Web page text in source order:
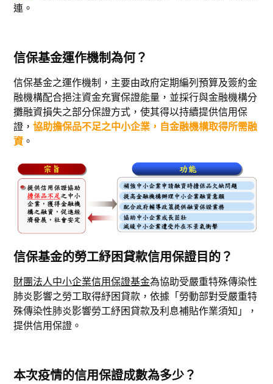
連。
信保基金運作機制為何？
信保基金之運作機制，主要由政府定期編列預算及簽約金
融機構配合挹注資金充實保證能量，並採行與金融機構分
攤融資損失之部分保證方式，使其得以持續提供信用保
證，協助擔保品不足之中小企業，自金融機構取得所需融
資。
信保基金的勞工紓困貸款信用保證目的？
財團法人中小企業信用保證基金為協助受嚴重特殊傳染性
肺炎影響之勞工取得紓困貸款，依據「勞動部對受嚴重特
殊傳染性肺炎影響勞工紓困貸款及利息補貼作業須知」，
提供信用保證。
本次疫情的信用保證成數為多少？